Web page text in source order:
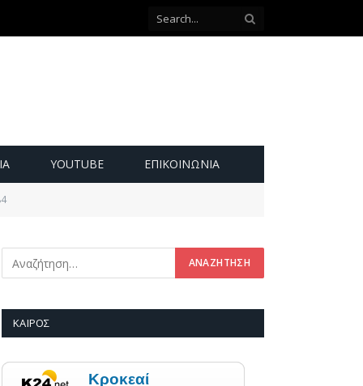
YOUTUBE ΕΠΙΚΟΙΝΩΝΊΑ
ΚΑΙΡΌΣ